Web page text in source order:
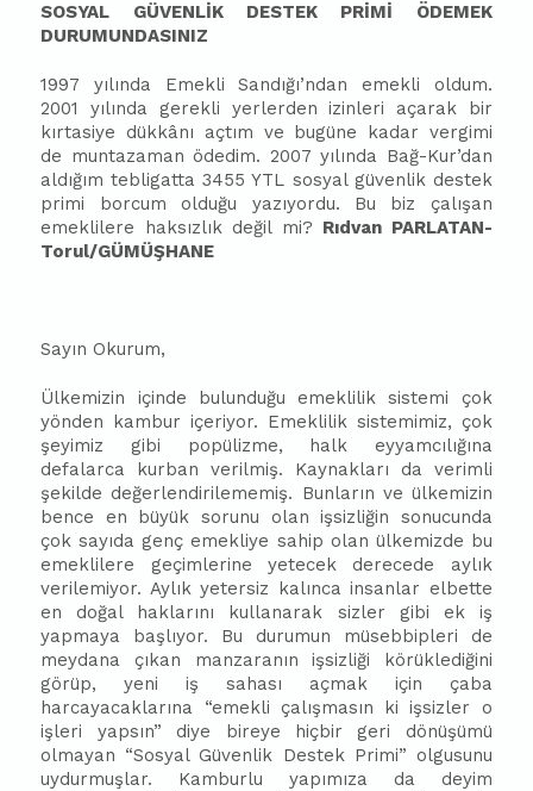
SOSYAL GÜVENLİK DESTEK PRİMİ ÖDEMEK
DURUMUNDASINIZ
1997 yılında Emekli Sandığı’ndan emekli oldum.
2001 yılında gerekli yerlerden izinleri açarak bir
kırtasiye dükkânı açtım ve bugüne kadar vergimi
de muntazaman ödedim. 2007 yılında Bağ-Kur’dan
aldığım tebligatta 3455 YTL sosyal güvenlik destek
primi borcum olduğu yazıyordu. Bu biz çalışan
emeklilere haksızlık değil mi? Rıdvan PARLATAN-
Torul/GÜMÜŞHANE
Sayın Okurum,
Ülkemizin içinde bulunduğu emeklilik sistemi çok
yönden kambur içeriyor. Emeklilik sistemimiz, çok
şeyimiz gibi popülizme, halk eyyamcılığına
defalarca kurban verilmiş. Kaynakları da verimli
şekilde değerlendirilememiş. Bunların ve ülkemizin
bence en büyük sorunu olan işsizliğin sonucunda
çok sayıda genç emekliye sahip olan ülkemizde bu
emeklilere geçimlerine yetecek derecede aylık
verilemiyor. Aylık yetersiz kalınca insanlar elbette
en doğal haklarını kullanarak sizler gibi ek iş
yapmaya başlıyor. Bu durumun müsebbipleri de
meydana çıkan manzaranın işsizliği körüklediğini
görüp, yeni iş sahası açmak için çaba
harcayacaklarına “emekli çalışmasın ki işsizler o
işleri yapsın” diye bireye hiçbir geri dönüşümü
olmayan “Sosyal Güvenlik Destek Primi” olgusunu
uydurmuşlar. Kamburlu yapımıza da deyim